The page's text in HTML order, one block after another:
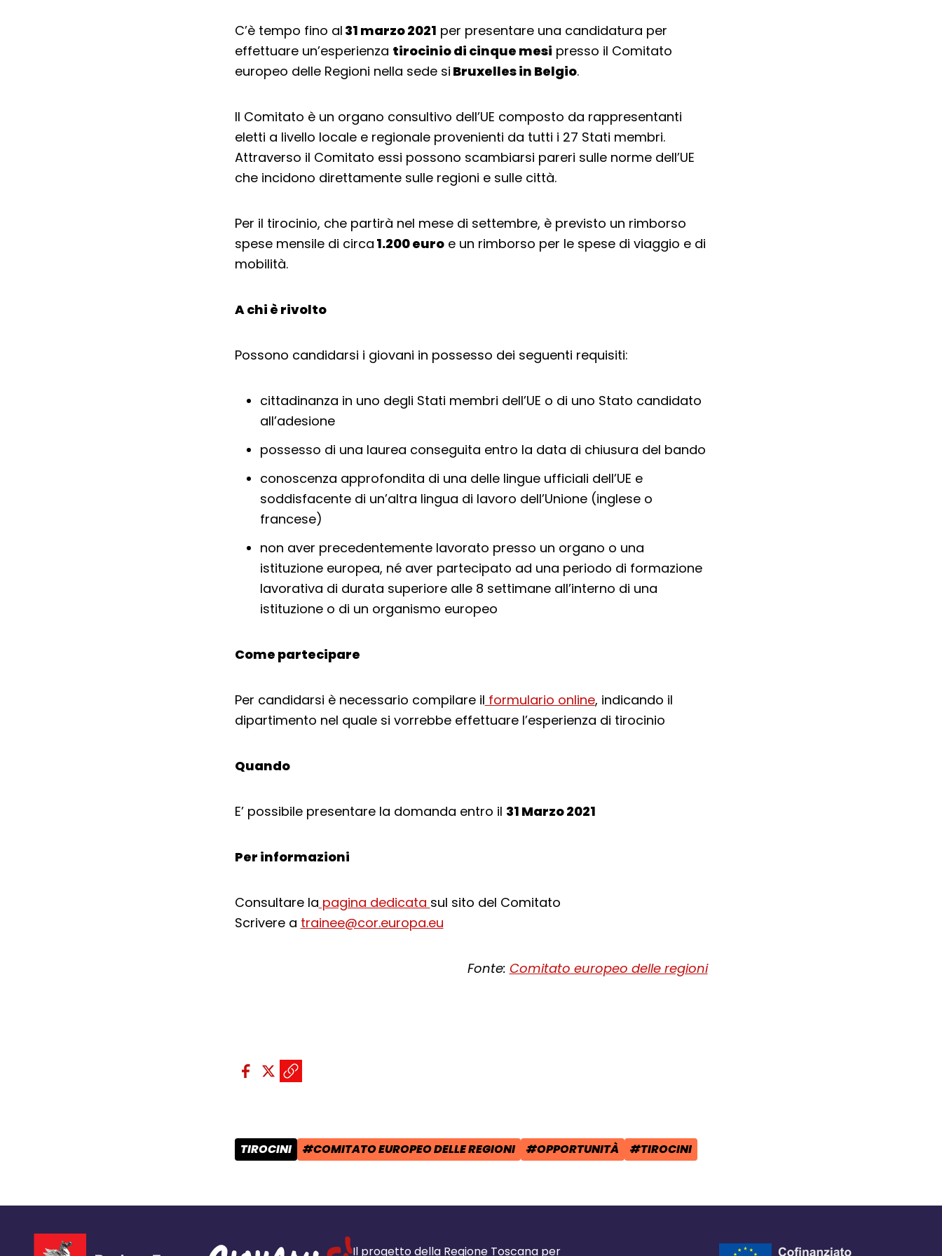
C’è tempo fino al 31 marzo 2021 per presentare una candidatura per
effettuare un’esperienza tirocinio di cinque mesi presso il Comitato
europeo delle Regioni nella sede si Bruxelles in Belgio.
Il Comitato è un organo consultivo dell’UE composto da rappresentanti
eletti a livello locale e regionale provenienti da tutti i 27 Stati membri.
Attraverso il Comitato essi possono scambiarsi pareri sulle norme dell’UE
che incidono direttamente sulle regioni e sulle città.
Per il tirocinio, che partirà nel mese di settembre, è previsto un rimborso
spese mensile di circa 1.200 euroe un rimborso per le spese di viaggio e di
mobilità.
A chi è rivolto
Possono candidarsi i giovani in possesso dei seguenti requisiti:
cittadinanza in uno degli Stati membri dell’UE o di uno Stato candidato
all’adesione
possesso di una laurea conseguita entro la data di chiusura del bando
conoscenza approfondita di una delle lingue ufficiali dell’UE e
soddisfacente di un’altra lingua di lavoro dell’Unione (inglese o
francese)
non aver precedentemente lavorato presso un organo o una
istituzione europea, né aver partecipato ad una periodo di formazione
lavorativa di durata superiore alle 8 settimane all’interno di una
istituzione o di un organismo europeo
Come partecipare
Per candidarsi è necessario compilare il formulario online, indicando il
dipartimento nel quale si vorrebbe effettuare l’esperienza di tirocinio
Quando
E’ possibile presentare la domanda entro il 31 Marzo 2021
Per informazioni
Consultare la pagina dedicata sul sito del Comitato
Scrivere a trainee@cor.europa.eu
Fonte: Comitato europeo delle regioni
Condividi sui social:
Condividi su Facebook - apre una nuova finestra del browser
Condividi su X - apre una nuova finestra del browser
Copia il link e condividi - apre una nuova finestra del browser
CATEGORIA POST:
TIROCINI TAG:
#COMITATO EUROPEO DELLE REGIONI TAG:
#OPPORTUNITÀ TAG:
#TIROCINI
Il progetto della Regione Toscana per